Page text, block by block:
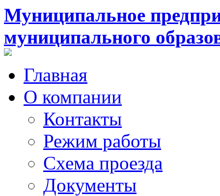
Муниципальное
муниципального
Главная
О компании
Контакты
Режим работы
Схема проезда
Документы